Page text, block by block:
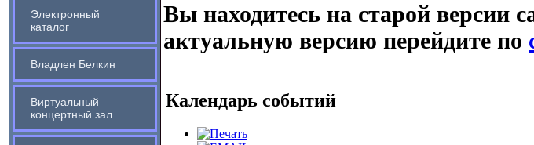
Электронный
каталог
Владлен Белкин
Виртуальный
концертный зал
Вы находитесь на старой версии
актуальную версию перейдите по
Календарь событий